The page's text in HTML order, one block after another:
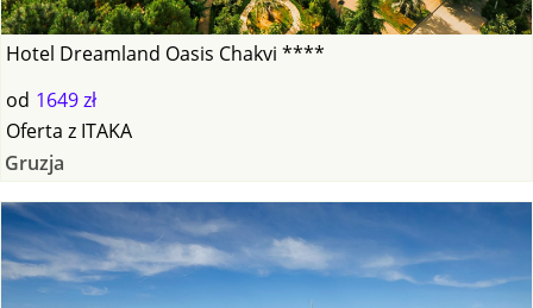
Hotel Dreamland Oasis Chakvi ****
od 1649 zł
Oferta z ITAKA
Gruzja